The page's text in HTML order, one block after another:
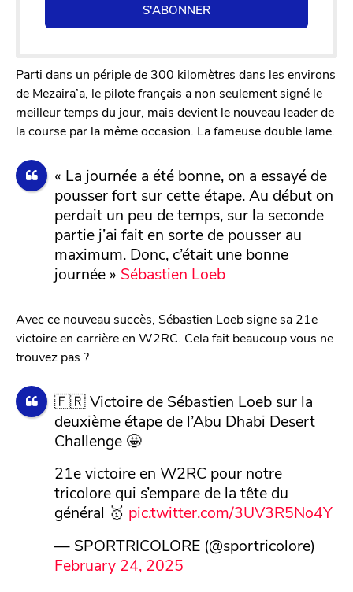
S'ABONNER
Parti dans un périple de 300 kilomètres dans les environs
de Mezaira’a, le pilote français a non seulement signé le
meilleur temps du jour, mais devient le nouveau leader de
la course par la même occasion. La fameuse double lame.
« La journée a été bonne, on a essayé de
pousser fort sur cette étape. Au début on
perdait un peu de temps, sur la seconde
partie j’ai fait en sorte de pousser au
maximum. Donc, c’était une bonne
journée » Sébastien Loeb
Avec ce nouveau succès, Sébastien Loeb signe sa 21e
victoire en carrière en W2RC. Cela fait beaucoup vous ne
trouvez pas ?
🇫🇷 Victoire de Sébastien Loeb sur la
deuxième étape de l’Abu Dhabi Desert
Challenge 🤩
21e victoire en W2RC pour notre
tricolore qui s’empare de la tête du
général 🥇 pic.twitter.com/3UV3R5No4Y
— SPORTRICOLORE (@sportricolore)
February 24, 2025